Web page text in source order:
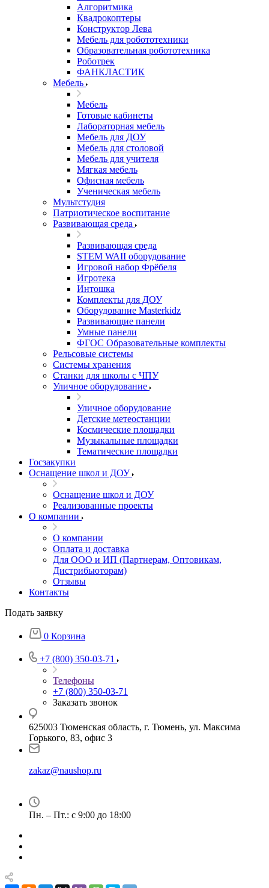
Алгоритмика
Квадрокоптеры
Конструктор Лева
Мебель для робототехники
Образовательная робототехника
Роботрек
ФАНКЛАСТИК
Мебель
Мебель
Готовые кабинеты
Лабораторная мебель
Мебель для ДОУ
Мебель для столовой
Мебель для учителя
Мягкая мебель
Офисная мебель
Ученическая мебель
Мультстудия
Патриотическое воспитание
Развивающая среда
Развивающая среда
STEM WAII оборудование
Игровой набор Фрёбеля
Игротека
Интошка
Комплекты для ДОУ
Оборудование Masterkidz
Развивающие панели
Умные панели
ФГОС Образовательные комплекты
Рельсовые системы
Системы хранения
Станки для школы с ЧПУ
Уличное оборудование
Уличное оборудование
Детские метеостанции
Космические площадки
Музыкальные площадки
Тематические площадки
Госзакупки
Оснащение школ и ДОУ
Оснащение школ и ДОУ
Реализованные проекты
О компании
О компании
Оплата и доставка
Для ООО и ИП (Партнерам, Оптовикам,
Дистрибьюторам)
Отзывы
Контакты
Подать заявку
0 Корзина
+7 (800) 350-03-71
Телефоны
+7 (800) 350-03-71
Заказать звонок
625003 Тюменская область, г. Тюмень, ул. Максима
Горького, 83, офис 3
zakaz@naushop.ru
Пн. – Пт.: с 9:00 до 18:00